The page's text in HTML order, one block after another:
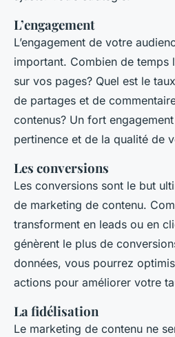
L’engagement
L’engagement de votre
important. Combien de temps
sur vos pages? Quel est le
de partages et de
contenus? Un fort
pertinence et de la qualité de
Les conversions
Les conversions sont le but
de marketing de contenu.
transforment en leads ou en
génèrent le plus de
données, vous pourrez
actions pour améliorer votre
La fidélisation
Le marketing de contenu ne